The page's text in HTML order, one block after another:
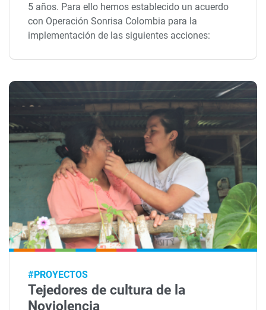
5 años. Para ello hemos establecido un acuerdo
con Operación Sonrisa Colombia para la
implementación de las siguientes acciones:
#PROYECTOS
Tejedores de cultura de la
Noviolencia